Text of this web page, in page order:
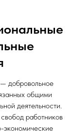
добровольное
общими
деятельности.
работников
экономические